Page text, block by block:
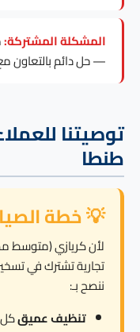
المشكلة المشتركة:
— حل دائم بالتعاون
توصيتنا
طنطا
💡 خطة
لأن كريازي
ننصح بـ:
تنظيف عميقكل 8-12 شهر للحفاظ على عمر العنصر.